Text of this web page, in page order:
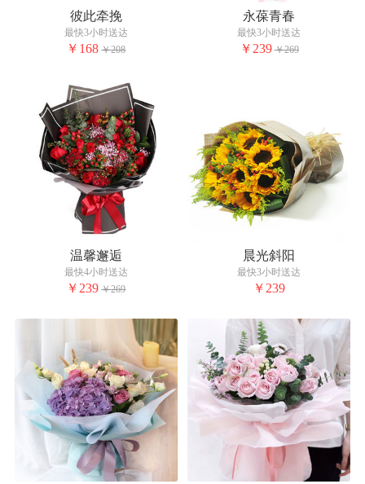
彼此牵挽
最快3小时送达
￥168 ￥208
永葆青春
最快3小时送达
￥239 ￥269
温馨邂逅
最快4小时送达
￥239 ￥269
晨光斜阳
最快3小时送达
￥239